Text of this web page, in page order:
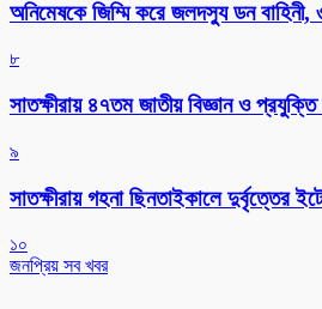
অনিমেষকে জিম্মি করে জলদস্যু ডন
৮
সাতক্ষীরায় ৪৭তম জাতীয় বিজ্ঞান ও
৯
সাতক্ষীরায় গহনা ছিনতাইকালে দুর্বৃত্তের
১০
জনপ্রিয় সব খবর